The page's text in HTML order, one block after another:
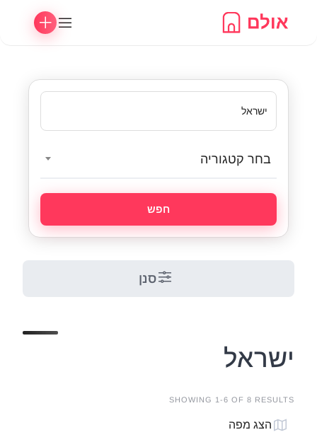
בחר קטגוריה
חפש
סנן
ישראל
SHOWING 1-6 OF 8 RESULTS
הצג מפה